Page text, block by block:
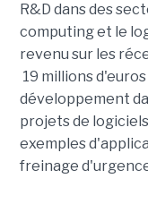
R&D dans des
computing et le
revenu sur les
19 millions
développement
projets de
exemples
freinage